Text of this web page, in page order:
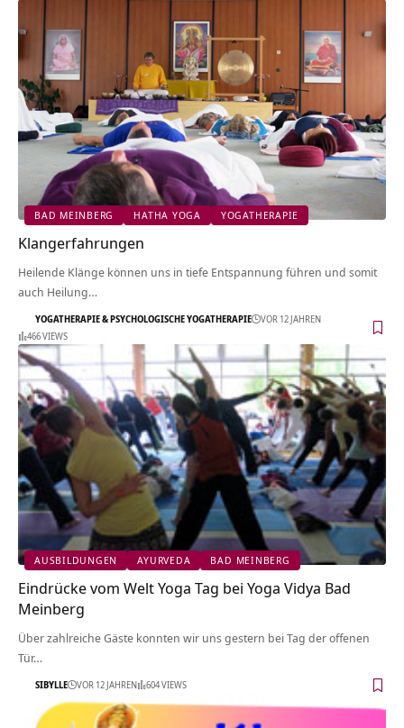
BAD MEINBERG HATHA YOGA YOGATHERAPIE
Klangerfahrungen
Heilende Klänge können uns in tiefe Entspannung führen und somit
auch Heilung…
YOGATHERAPIE & PSYCHOLOGISCHE YOGATHERAPIE
VOR 12 JAHREN
466 VIEWS
AUSBILDUNGEN AYURVEDA BAD MEINBERG
Eindrücke vom Welt Yoga Tag bei Yoga Vidya Bad
Meinberg
Über zahlreiche Gäste konnten wir uns gestern bei Tag der offenen
Tür…
SIBYLLE VOR 12 JAHREN 604 VIEWS